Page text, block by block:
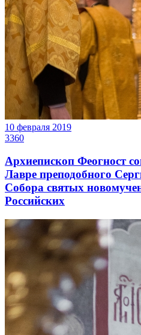
10 февраля 2019
3360
Архиепископ Феогност
Лавре преподобного
Собора святых
Российских